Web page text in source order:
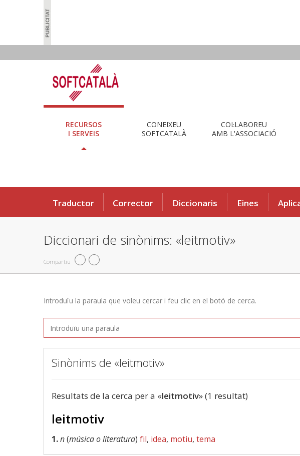
RECURSOS
I SERVEIS
CONEIXEU
SOFTCATALÀ
COL·LABOREU
AMB L'ASSOCIACIÓ
Traductor Corrector Diccionaris Eines
Diccionari de sinònims: «leitmotiv»
Compartiu
Introduïu la paraula que voleu cercar i feu clic en el botó de cerca.
Sinònims de «leitmotiv»
Resultats de la cerca per a «leitmotiv» (1 resultat)
leitmotiv
1.n(música o literatura) fil, idea, motiu, tema